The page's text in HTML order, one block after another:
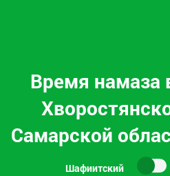
Время намаза
Самарской
Шафиитский